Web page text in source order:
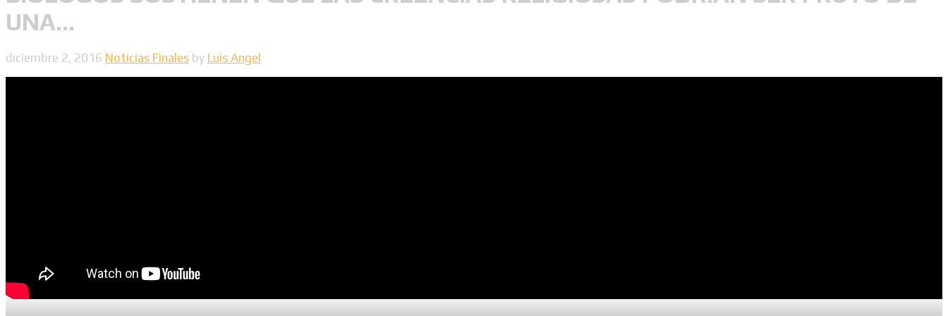
UNA…
diciembre 2, 2016 Noticias Finales by Luis Angel